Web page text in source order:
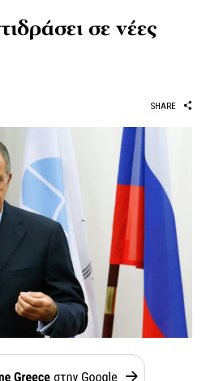
σε νέες
SHARE